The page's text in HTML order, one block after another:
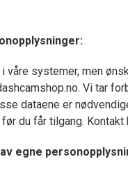
våre systemer, men
Vi tar
dataene er
du får tilgang.
egne